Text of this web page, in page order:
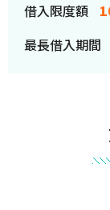
借入限度額
最長借入期間